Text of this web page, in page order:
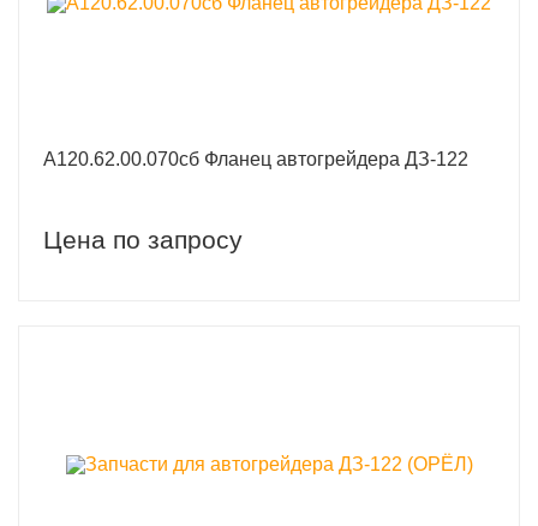
А120.62.00.070сб Фланец автогрейдера ДЗ-122
Цена по запросу